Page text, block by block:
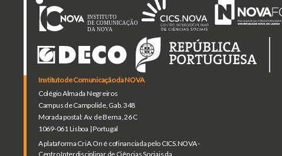
Instituto de Comunicação da NOVA
Colégio Almada Negreiros
Campus de Campolide, Gab. 348
Morada postal: Av. de Berna, 26 C
1069-061 Lisboa | Portugal
A plataforma CriA.On é cofinanciada pelo CICS.NOVA -
Centro Interdisciplinar de Ciências Sociais da